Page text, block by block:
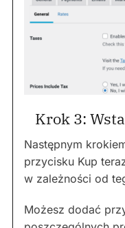
Krok 3:
Następnym
przycisku Kup
w zależności od
Możesz dodać